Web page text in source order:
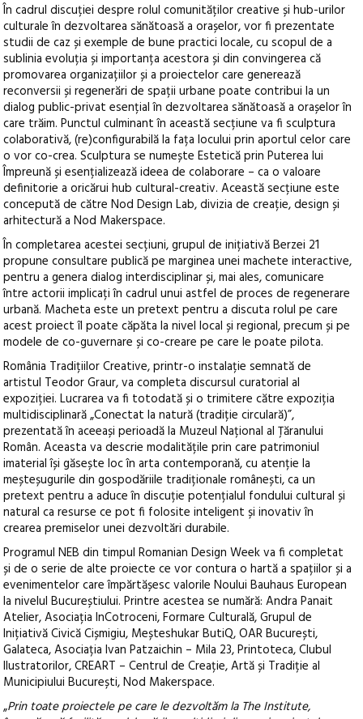
În cadrul discuției despre rolul comunităților creative și hub-urilor
culturale în dezvoltarea sănătoasă a orașelor, vor fi prezentate
studii de caz și exemple de bune practici locale, cu scopul de a
sublinia evoluția și importanța acestora și din convingerea că
promovarea organizațiilor și a proiectelor care generează
reconversii și regenerări de spații urbane poate contribui la un
dialog public-privat esențial în dezvoltarea sănătoasă a orașelor în
care trăim. Punctul culminant în această secțiune va fi sculptura
colaborativă, (re)configurabilă la fața locului prin aportul celor care
o vor co-crea. Sculptura se numește Estetică prin Puterea lui
Împreună și esențializează ideea de colaborare – ca o valoare
definitorie a oricărui hub cultural-creativ. Această secțiune este
concepută de către Nod Design Lab, divizia de creație, design și
arhitectură a Nod Makerspace.
În completarea acestei secțiuni, grupul de inițiativă Berzei 21
propune consultare publică pe marginea unei machete interactive,
pentru a genera dialog interdisciplinar și, mai ales, comunicare
între actorii implicați în cadrul unui astfel de proces de regenerare
urbană. Macheta este un pretext pentru a discuta rolul pe care
acest proiect îl poate căpăta la nivel local și regional, precum și pe
modele de co-guvernare și co-creare pe care le poate pilota.
România Tradițiilor Creative, printr-o instalație semnată de
artistul Teodor Graur, va completa discursul curatorial al
expoziției. Lucrarea va fi totodată și o trimitere către expoziția
multidisciplinară „Conectat la natură (tradiție circulară)”,
prezentată în aceeași perioadă la Muzeul Național al Țăranului
Român. Aceasta va descrie modalitățile prin care patrimoniul
imaterial își găsește loc în arta contemporană, cu atenție la
meșteșugurile din gospodăriile tradiționale românești, ca un
pretext pentru a aduce în discuție potențialul fondului cultural și
natural ca resurse ce pot fi folosite inteligent și inovativ în
crearea premiselor unei dezvoltări durabile.
Programul NEB din timpul Romanian Design Week va fi completat
și de o serie de alte proiecte ce vor contura o hartă a spațiilor și a
evenimentelor care împărtășesc valorile Noului Bauhaus European
la nivelul Bucureștiului. Printre acestea se numără: Andra Panait
Atelier, Asociația InCotroceni, Formare Culturală, Grupul de
Inițiativă Civică Cișmigiu, Meșteshukar ButiQ, OAR București,
Galateca, Asociația Ivan Patzaichin – Mila 23, Printoteca, Clubul
Ilustratorilor, CREART – Centrul de Creație, Artă și Tradiție al
Municipiului București, Nod Makerspace.
„Prin toate proiectele pe care le dezvoltăm la The Institute,